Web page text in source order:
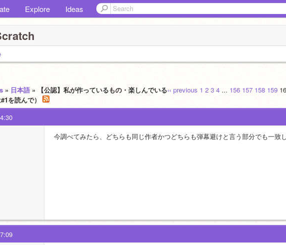
Explore Ideas
‹‹ previous 1 2 3 4 ... 156 157 158 159
» 日本語 » 【公認】私が作っているもの・楽しんでいる
を読んで）
今調べてみたら、どちらも同じ作者かつどちらも弾幕避けと言う部分でも一致